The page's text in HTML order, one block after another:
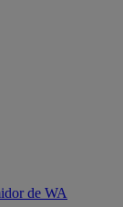
de WA